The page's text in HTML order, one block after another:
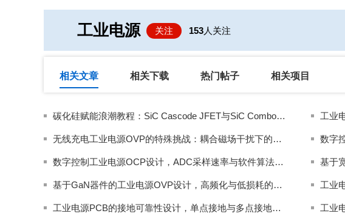
工业电源 关注 153人关注
相关文章 相关下载 热门帖子 相关项目
碳化硅赋能浪潮教程：SiC Cascode JFET与SiC Combo JFET深度解析
无线充电工业电源OVP的特殊挑战：耦合磁场干扰下的保护策略
数字控制工业电源OCP设计，ADC采样速率与软件算法的协同优化
基于GaN器件的工业电源OVP设计，高频化与低损耗的突破
工业电源PCB的接地可靠性设计，单点接地与多点接地的场景化选择